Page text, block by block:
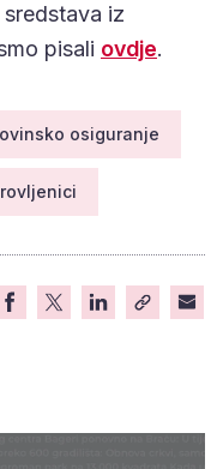
iz
pisali ovdje.
osiguranje